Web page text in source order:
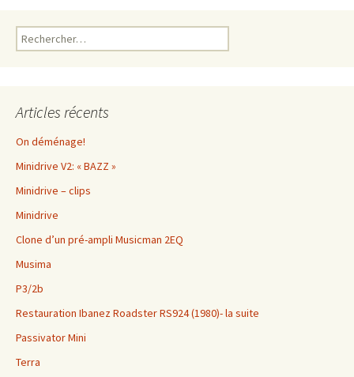
Rechercher :
Articles récents
On déménage!
Minidrive V2: « BAZZ »
Minidrive – clips
Minidrive
Clone d’un pré-ampli Musicman 2EQ
Musima
P3/2b
Restauration Ibanez Roadster RS924 (1980)- la suite
Passivator Mini
Terra